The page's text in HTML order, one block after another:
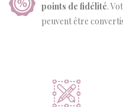
points de fidélité.
peuvent être